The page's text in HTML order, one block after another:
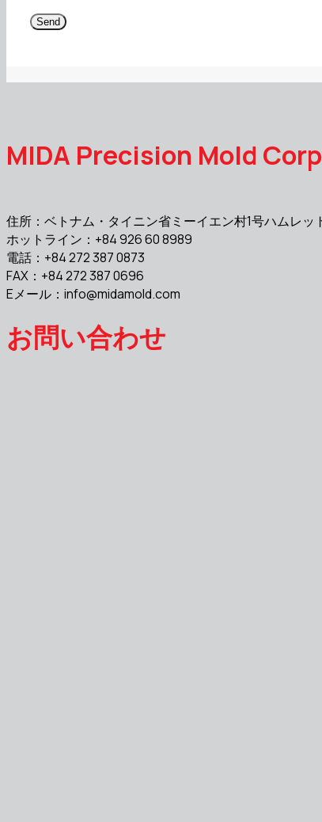
MIDA Precision Mold
住所：ベトナム・タイニン省ミーイエン村1号ハムレッ
ホットライン：+84 926 60 8989
電話：+84 272 387 0873
FAX：+84 272 387 0696
Eメール： info@midamold.com
お問い合わせ